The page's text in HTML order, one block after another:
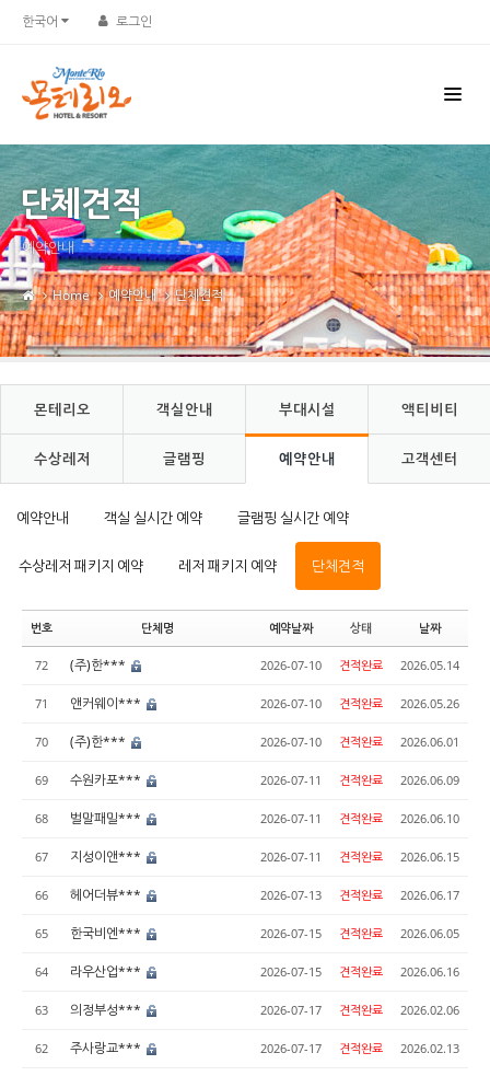
한국어 로그인
단체견적
예약안내
Home 예약안내 단체견적
몬테리오 객실안내 부대시설 액티비티
수상레저 글램핑 예약안내 고객센터
예약안내 객실 실시간 예약 글램핑 실시간 예약
수상레저 패키지 예약 레저 패키지 예약 단체견적
번호 단체명 예약날짜 상태 날짜
72 (주)한*** 2026-07-10 견적완료 2026.05.14
71 앤커웨이*** 2026-07-10 견적완료 2026.05.26
70 (주)한*** 2026-07-10 견적완료 2026.06.01
69 수원카포*** 2026-07-11 견적완료 2026.06.09
68 벌말패밀*** 2026-07-11 견적완료 2026.06.10
67 지성이앤*** 2026-07-11 견적완료 2026.06.15
66 헤어더뷰*** 2026-07-13 견적완료 2026.06.17
65 한국비엔*** 2026-07-15 견적완료 2026.06.05
64 라우산업*** 2026-07-15 견적완료 2026.06.16
63 의정부성*** 2026-07-17 견적완료 2026.02.06
62 주사랑교*** 2026-07-17 견적완료 2026.02.13
Sketchbook5, 스케치북5